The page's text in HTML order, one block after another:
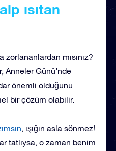
ısıtan
mısınız?
Anneler Günü’nde
önemli olduğunu
bir çözüm olabilir.
, ışığın asla sönmez!
tatlıysa, o zaman benim